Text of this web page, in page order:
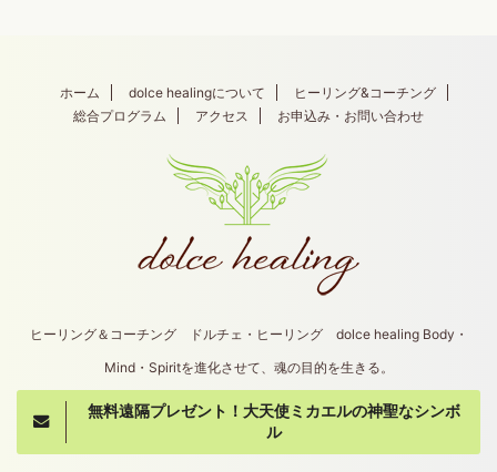
ホーム dolce healingについて
ヒーリング&コーチング
総合プログラム
アクセス お申込み・お問い合わせ
ヒーリング＆コーチング ドルチェ・ヒーリング dolce healing Body・
Mind・Spiritを進化させて、魂の目的を生きる。
無料遠隔プレゼント！大天使ミカエルの神聖なシンボ
ル
Copyright© dolce healing , 2026 All Rights
Reserved.